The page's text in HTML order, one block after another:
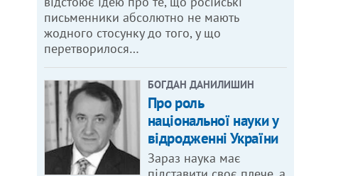
письменники абсолютно не мають
жодного стосунку до того, у що
перетворилося…
БОГДАН ДАНИЛИШИН
Про роль
національної науки у
відродженні України
Зараз наука має